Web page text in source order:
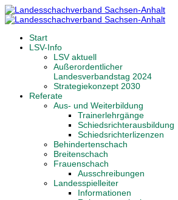
Start
LSV-Info
LSV aktuell
Außerordentlicher
Landesverbandstag 2024
Strategiekonzept 2030
Referate
Aus- und Weiterbildung
Trainerlehrgänge
Schiedsrichterausbildung
Schiedsrichterlizenzen
Behindertenschach
Breitenschach
Frauenschach
Ausschreibungen
Landesspielleiter
Informationen